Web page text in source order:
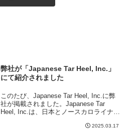
弊社が「Japanese Tar Heel, Inc.」
にて紹介されました
このたび、Japanese Tar Heel, Inc.に弊
社が掲載されました。​Japanese Tar
Heel, Inc.は、日本とノースカロライナ州
ートナーシップ、コミュニティの連携を
2025.03.17